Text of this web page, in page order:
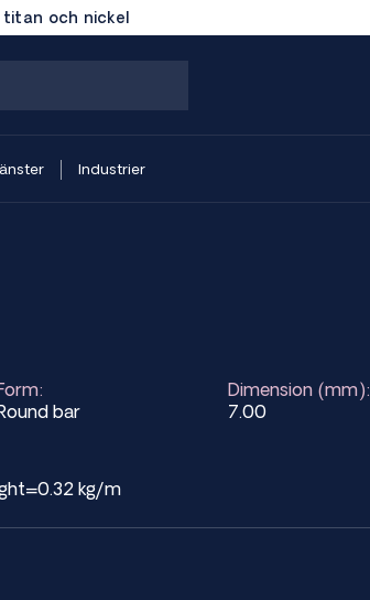
titan och nickel
Industrier
bar
Dimension (mm):
7.00
kg/m